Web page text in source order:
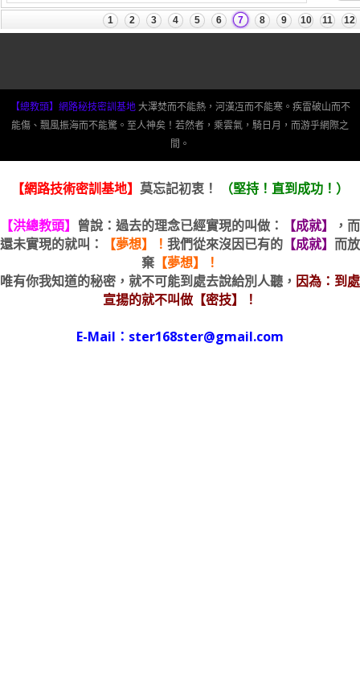
【總教頭】網路秘技密訓基地大澤焚而不能熱，河漢冱而不能寒。疾雷破山而不
能傷、飄風振海而不能驚。至人神矣！若然者，乘雲氣，騎日月，而游乎網際之
間。
還未實現的就叫： 【夢想】！我們從來沒因已有的 【成就】
而放
棄
【夢想】！
唯有你我知道的秘密，就不可能到處去說給別人聽，
宣揚的就不叫做【密技】！